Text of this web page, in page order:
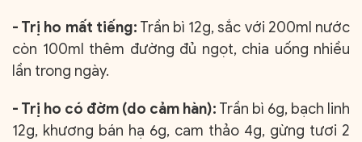
- Trị ho mất tiếng: Trần bì 12g, sắc với 200ml nước
còn 100ml thêm đường đủ ngọt, chia uống nhiều
lần trong ngày.
- Trị ho có đờm (do cảm hàn): Trần bì 6g, bạch linh
12g, khương bán hạ 6g, cam thảo 4g, gừng tươi 2